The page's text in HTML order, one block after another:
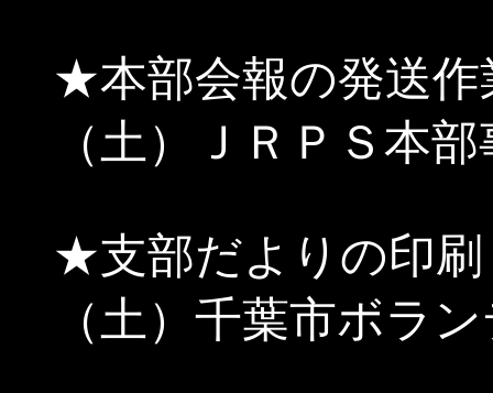
★本部会報の発送作
（土）ＪＲＰＳ本
★支部だよりの印刷
（土）千葉市ボラ